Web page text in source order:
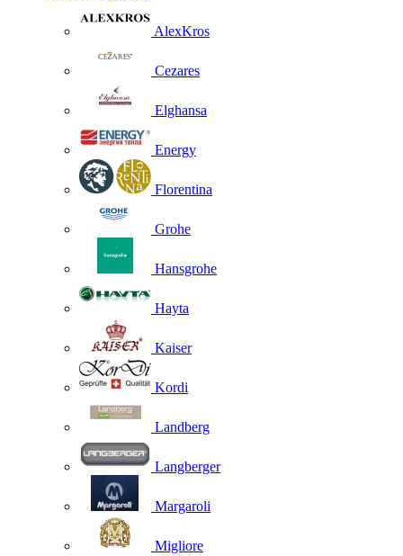
AlexKros
Cezares
Elghansa
Energy
Florentina
Grohe
Hansgrohe
Hayta
Kaiser
Kordi
Landberg
Langberger
Margaroli
Migliore